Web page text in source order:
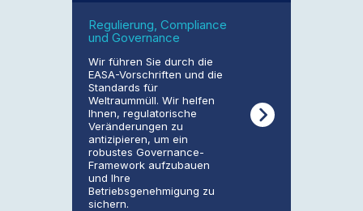
Regulierung, Compliance
und Governance
Wir führen Sie durch die
EASA-Vorschriften und die
Standards für
Weltraummüll. Wir helfen
Ihnen, regulatorische
Veränderungen zu
antizipieren, um ein
robustes Governance-
Framework aufzubauen
und Ihre
Betriebsgenehmigung zu
sichern.